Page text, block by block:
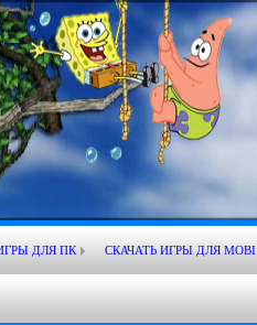
ДЛЯ ПК СКАЧАТЬ ИГРЫ ДЛЯ MOBI